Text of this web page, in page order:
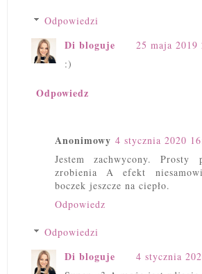
Odpowiedzi
Di bloguje
25 maja 2019
:)
Odpowiedz
Anonimowy 4 stycznia 2020
Jestem zachwycony. Prosty
zrobienia A efekt
boczek jeszcze na ciepło.
Odpowiedz
Odpowiedzi
Di bloguje
4 stycznia